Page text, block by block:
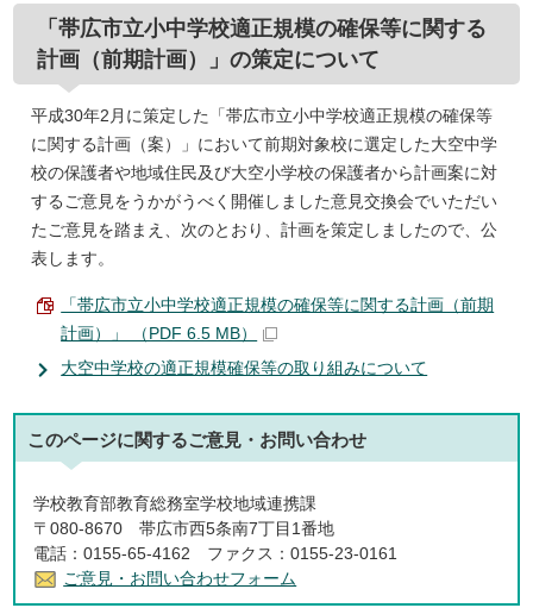
「帯広市立小中学校適正規模の確保等に関する
計画（前期計画）」の策定について
平成30年2月に策定した「帯広市立小中学校適正規模の確保等
に関する計画（案）」において前期対象校に選定した大空中学
校の保護者や地域住民及び大空小学校の保護者から計画案に対
するご意見をうかがうべく開催しました意見交換会でいただい
たご意見を踏まえ、次のとおり、計画を策定しましたので、公
表します。
「帯広市立小中学校適正規模の確保等に関する計画（前期
計画）」 （PDF 6.5 MB）
大空中学校の適正規模確保等の取り組みについて
このページに関するご意見・お問い合わせ
学校教育部教育総務室学校地域連携課
〒080-8670 帯広市西5条南7丁目1番地
電話：0155-65-4162 ファクス：0155-23-0161
ご意見・お問い合わせフォーム